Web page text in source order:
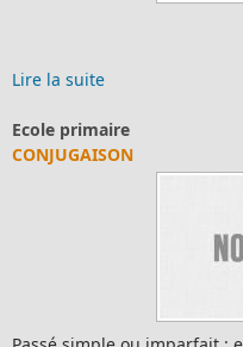
Lire la suite
Ecole primaire
CONJUGAISON